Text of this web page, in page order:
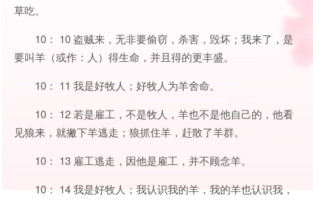
草吃。
10： 10 盗贼来，无非要偷窃，杀害，毁坏；我来了，是
要叫羊（或作：人）得生命，并且得的更丰盛。
10： 11 我是好牧人；好牧人为羊舍命。
10： 12 若是雇工，不是牧人，羊也不是他自己的，他看
见狼来，就撇下羊逃走；狼抓住羊，赶散了羊群。
10： 13 雇工逃走，因他是雇工，并不顾念羊。
10： 14 我是好牧人；我认识我的羊，我的羊也认识我，